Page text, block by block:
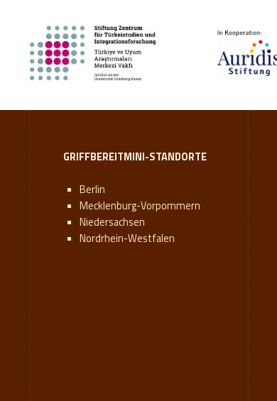
GRIFFBEREITMINI-STANDORTE
Berlin
Mecklenburg-Vorpommern
Niedersachsen
Nordrhein-Westfalen